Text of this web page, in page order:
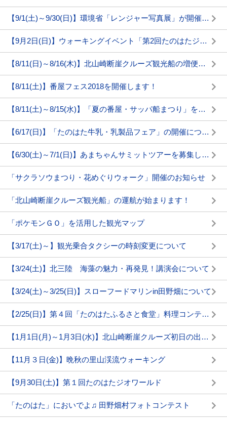
【9/1(土)～9/30(日)】環境省「レンジャー写真展」が開催されます
【9月2日(日)】ウォーキングイベント「第2回たのはたジオワールド」が開催されます!
【8/11(日)～8/16(木)】北山崎断崖クルーズ観光船の増便について
【8/11(土)】番屋フェス2018を開催します！
【8/11(土)～8/15(水)】「夏の番屋・サッパ船まつり」を開催します！
【6/17(日)】「たのはた牛乳・乳製品フェア」の開催について
【6/30(土)～7/1(日)】あまちゃんサミットツアーを募集しています！
「サクラソウまつり・花めぐりウォーク」開催のお知らせ
「北山崎断崖クルーズ観光船」の運航が始まります！
「ポケモンＧＯ」を活用した観光マップ
【3/17(土)～】観光乗合タクシーの時刻変更について
【3/24(土)】北三陸 海藻の魅力・再発見！講演会について
【3/24(土)～3/25(日)】スローフードマリンin田野畑について
【2/25(日)】第４回「たのはたふるさと食堂」料理コンテストランチバイキング開催について
【1月1日(月)～1月3日(水)】北山崎断崖クルーズ初日の出号の運航について
【11月３日(金)】晩秋の里山渓流ウォーキング
【9月30日(土)】第１回たのはたジオワールド
「たのはた」においでよ♫ 田野畑村フォトコンテスト